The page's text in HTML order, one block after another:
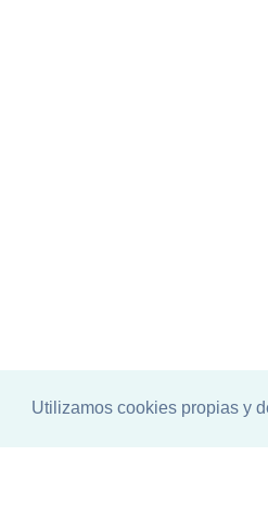
Utilizamos cookies propias y